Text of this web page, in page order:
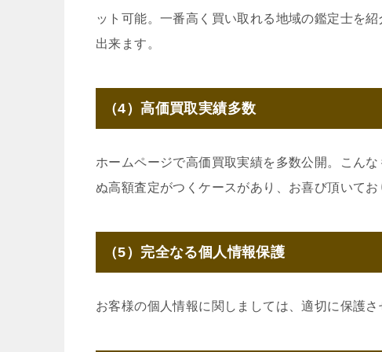
ット可能。一番高く買い取れる地域の鑑定士を
出来ます。
（4）高価買取実績多数
ホームページで高価買取実績を多数公開。こん
ぬ高額査定がつくケースがあり、お喜び頂いてお
（5）完全なる個人情報保護
お客様の個人情報に関しましては、適切に保護